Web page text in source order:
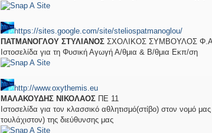
https://sites.google.com/site/steliospatmanoglou/
ΠΑΤΜΑΝΟΓΛΟΥ ΣΤΥΛΙΑΝΟΣ ΣΧΟΛΙΚΟΣ ΣΥΜΒΟΥΛΟΣ
Ιστοσελίδα για τη Φυσική Αγωγή Α/θμια & Β/θμια Εκπ/ση
http://www.oxythemis.eu
ΜΑΛΑΚΟΥΔΗΣ ΝΙΚΟΛΑΟΣ ΠΕ 11
Ιστοσελίδα για τον κλασσικό αθλητισμό(στίβο) στον νομό
τουλάχιστον) της διεύθυνσης μας